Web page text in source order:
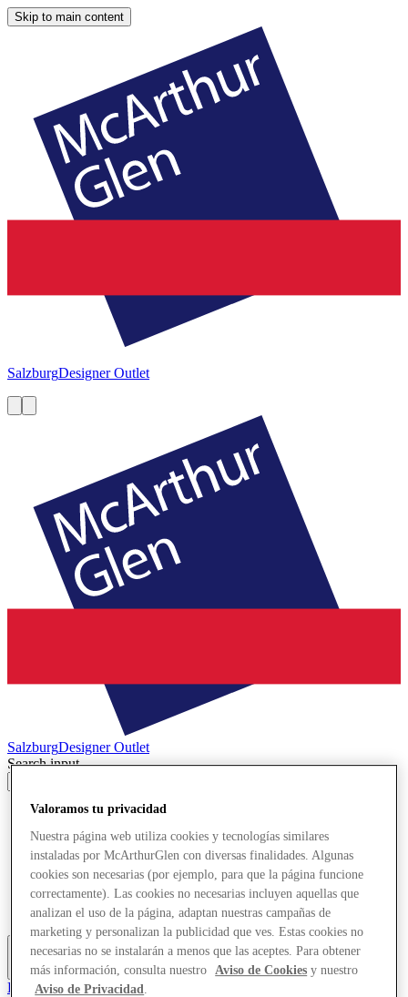
Skip to main content
SalzburgDesigner Outlet
SalzburgDesigner Outlet
Search input
Tiendas
Ofertas
Planifica tu visita
¿Qué pasa?
Comer y beber
Tarjetas regalo
Servicios
Más
El Club
Valoramos tu privacidad
Nuestra página web utiliza cookies y tecnologías similares
instaladas por McArthurGlen con diversas finalidades. Algunas
cookies son necesarias (por ejemplo, para que la página funcione
correctamente). Las cookies no necesarias incluyen aquellas que
analizan el uso de la página, adaptan nuestras campañas de
marketing y personalizan la publicidad que ves. Estas cookies no
necesarias no se instalarán a menos que las aceptes. Para obtener
más información, consulta nuestro
Aviso de Cookies y nuestro
Aviso de Privacidad